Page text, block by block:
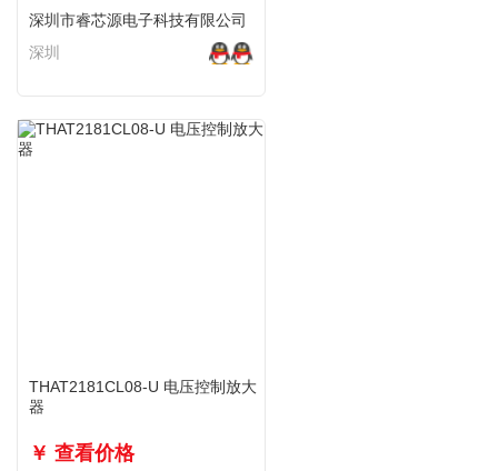
深圳市睿芯源电子科技有限公司
深圳
THAT2181CL08-U 电压控制放大
器
￥ 查看价格